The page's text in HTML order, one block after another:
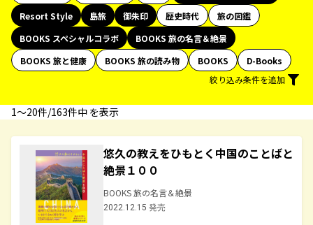
Resort Style
島旅 御朱印 歴史時代
旅の図鑑
BOOKS スペシャルコラボ
BOOKS 旅の名言＆絶景
BOOKS 旅と健康
BOOKS 旅の読み物 BOOKS
D-Books
絞り込み条件を追加
1〜20件/163件中 を表示
悠久の教えをひもとく中国のことばと
絶景１００
BOOKS 旅の名言＆絶景
2022.12.15 発売